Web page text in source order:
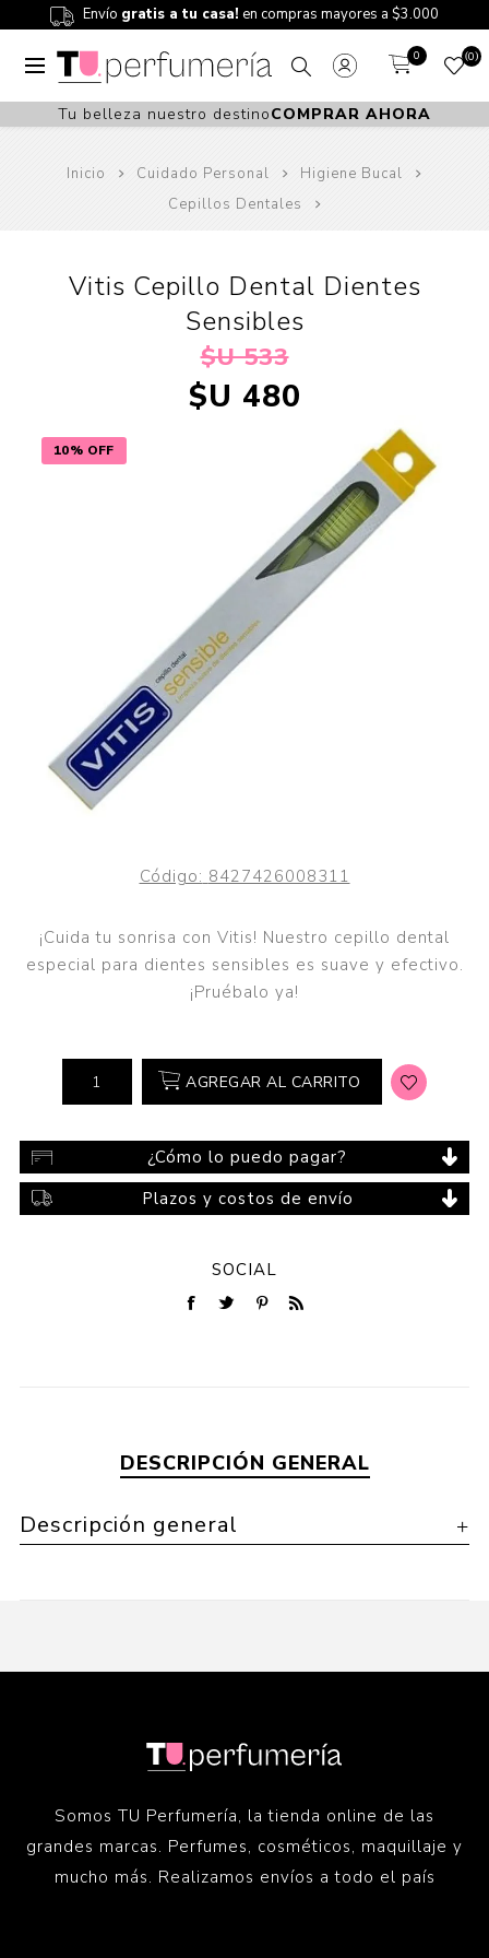
Envío gratis a tu casa! en compras mayores a $3.000
0 0
Tu belleza nuestro destinoCOMPRAR AHORA
Inicio Cuidado Personal
Higiene Bucal
Cepillos Dentales
10% OFF
Vitis Cepillo Dental Dientes
Sensibles
$U 533
$U 480
Código: 8427426008311
¡Cuida tu sonrisa con Vitis! Nuestro cepillo dental
especial para dientes sensibles es suave y efectivo.
¡Pruébalo ya!
AGREGAR AL CARRITO
¿Cómo lo puedo pagar?
Plazos y costos de envío
SOCIAL
DESCRIPCIÓN GENERAL
Descripción general
Somos TU Perfumería, la tienda online de las
grandes marcas. Perfumes, cosméticos, maquillaje y
mucho más. Realizamos envíos a todo el país